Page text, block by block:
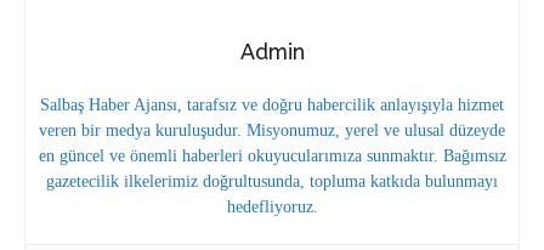
Admin
Salbaş Haber Ajansı, tarafsız ve doğru habercilik anlayışıyla hizmet
veren bir medya kuruluşudur. Misyonumuz, yerel ve ulusal düzeyde
en güncel ve önemli haberleri okuyucularımıza sunmaktır. Bağımsız
gazetecilik ilkelerimiz doğrultusunda, topluma katkıda bulunmayı
hedefliyoruz.